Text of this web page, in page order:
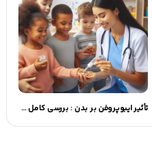
تأثیر ایبوپروفن بر بدن : بررسی کامل خواص، عوارض و کاربردهای آن